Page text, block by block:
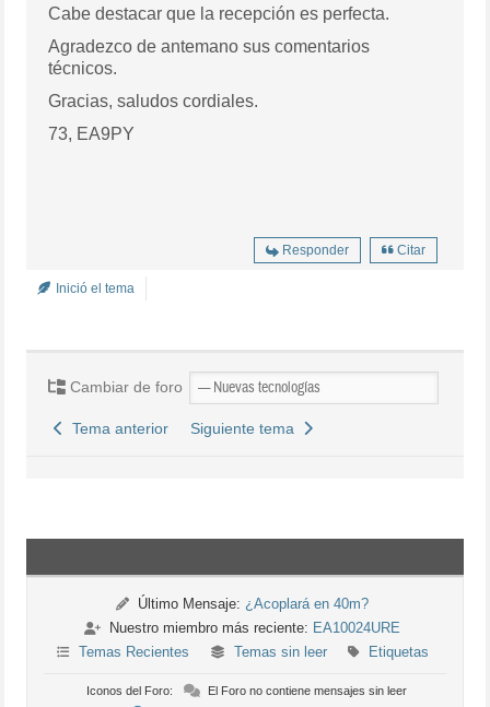
Cabe destacar que la recepción es perfecta.
Agradezco de antemano sus comentarios
técnicos.
Gracias, saludos cordiales.
73, EA9PY
Responder Citar
Inició el tema
Cambiar de foro
Tema anterior Siguiente tema
Último Mensaje: ¿Acoplará en 40m?
Nuestro miembro más reciente: EA10024URE
Temas Recientes
Temas sin leer Etiquetas
Iconos del Foro:
El Foro no contiene mensajes sin leer